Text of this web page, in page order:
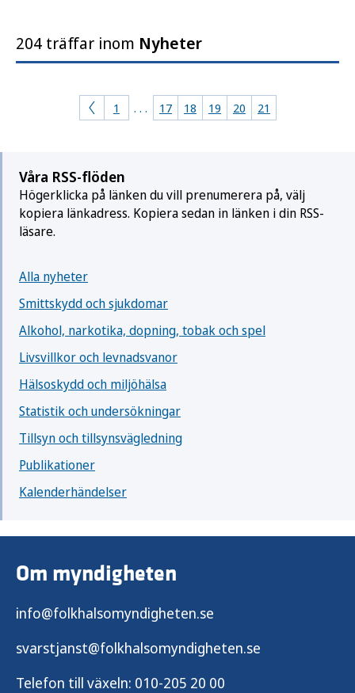
204 träffar inom Nyheter
1 . . . 17 18 19 20 21
Våra RSS-flöden
Högerklicka på länken du vill prenumerera på, välj
kopiera länkadress. Kopiera sedan in länken i din RSS-
läsare.
Alla nyheter
Smittskydd och sjukdomar
Alkohol, narkotika, dopning, tobak och spel
Livsvillkor och levnadsvanor
Hälsoskydd och miljöhälsa
Statistik och undersökningar
Tillsyn och tillsynsvägledning
Publikationer
Kalenderhändelser
Om myndigheten
info@folkhalsomyndigheten.se
svarstjanst@folkhalsomyndigheten.se
Telefon till växeln: 010-205 20 00